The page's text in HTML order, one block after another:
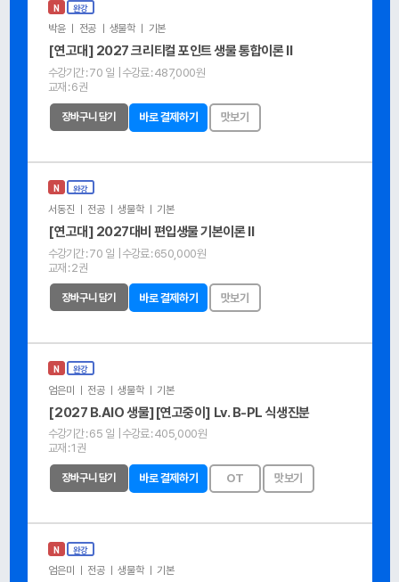
N 완강
박윤 ㅣ 전공 ㅣ 생물학 ㅣ 기본
[연고대] 2027 크리티컬 포인트 생물 통합이론 Ⅱ
수강기간 :70 일 | 수강료 :487,000원
교재 :6권
장바구니 담기 바로 결제하기 맛보기
N 완강
서동진 ㅣ 전공 ㅣ 생물학 ㅣ 기본
[연고대] 2027대비 편입생물 기본이론 Ⅱ
수강기간 :70 일 | 수강료 :650,000원
교재 :2권
장바구니 담기 바로 결제하기 맛보기
N 완강
엄은미 ㅣ 전공 ㅣ 생물학 ㅣ 기본
[2027 B.AIO 생물][연고중이] Lv. B-PL 식생진분
수강기간 :65 일 | 수강료 :405,000원
교재 :1권
장바구니 담기 바로 결제하기 OT 맛보기
N 완강
엄은미 ㅣ 전공 ㅣ 생물학 ㅣ 기본